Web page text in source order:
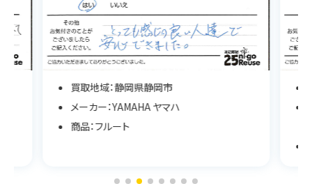
買取地域：静岡県静岡市
メーカー：SCHWEIZER STEIN シュバイツァスタ
イン